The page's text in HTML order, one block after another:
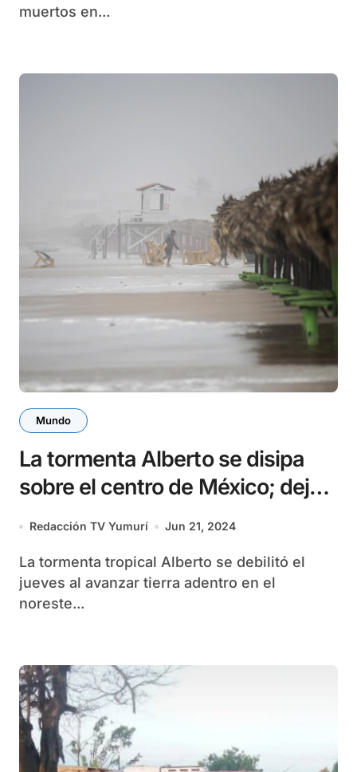
muertos en...
Mundo
La tormenta Alberto se disipa
sobre el centro de México; deja
4 muertos
Redacción TV Yumurí Jun 21, 2024
La tormenta tropical Alberto se debilitó el
jueves al avanzar tierra adentro en el
noreste...